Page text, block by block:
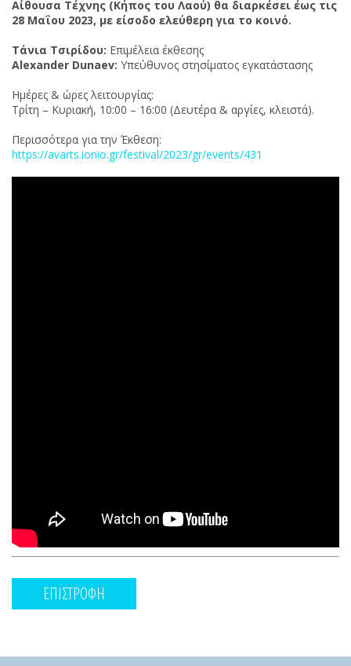
Αίθουσα Τέχνης (Κήπος του Λαού) θα διαρκέσει έως τις
28 Μαΐου 2023, με είσοδο ελεύθερη για το κοινό.
Τάνια Τσιρίδου: Επιμέλεια έκθεσης
Alexander Dunaev: Υπεύθυνος στησίματος εγκατάστασης
Ημέρες & ώρες λειτουργίας:
Τρίτη – Κυριακή, 10:00 – 16:00 (Δευτέρα & αργίες, κλειστά).
Περισσότερα για την Έκθεση:
https://avarts.ionio.gr/festival/2023/gr/events/431
ΕΠΙΣΤΡΟΦΗ